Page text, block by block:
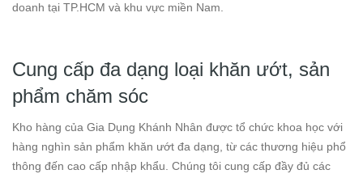
doanh tại TP.HCM và khu vực miền Nam.
Cung cấp đa dạng loại khăn ướt, sản
phẩm chăm sóc
Kho hàng của Gia Dụng Khánh Nhân được tổ chức khoa học với
hàng nghìn sản phẩm khăn ướt đa dạng, từ các thương hiệu phổ
thông đến cao cấp nhập khẩu. Chúng tôi cung cấp đầy đủ các